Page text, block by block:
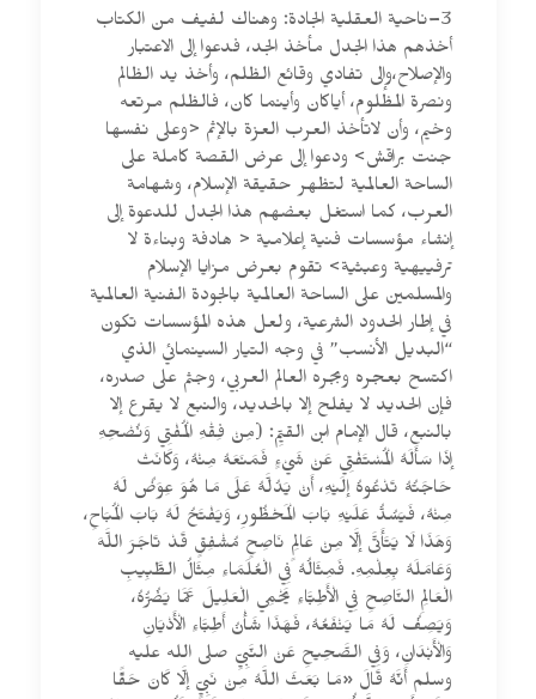
3–ناحية العقلية الجادة: وهناك لفيف من الكتاب
أخذهم هذا الجدل مأخذ الجد، فدعوا إلى الاعتبار
والإصلاح،وإلى تفادي وقائع الظلم، وأخذ يد الظالم
ونصرة المظلوم، أياكان وأينما كان، فالظلم مرتعه
وخيم، وأن لاتأخذ العرب العزة بالإثم <وعلى نفسها
جنت براقش> ودعوا إلى عرض القصة كاملة على
الساحة العالمية لتظهر حقيقة الإسلام، وشهامة
العرب، كما استغل بعضهم هذا الجدل للدعوة إلى
إنشاء مؤسسات فنية إعلامية < هادفة وبناءة لا
ترفييهية وعبثية> تقوم بعرض مزايا الإسلام
والمسلمين على الساحة العالمية بالجودة الفنية العالمية
في إطار الحدود الشرعية، ولعل هذه المؤسسات تكون
“البديل الأنسب” في وجه التيار السينمائي الذي
اكتسح بعجره وبجره العالم العربي، وجثم على صدره،
فإن الحديد لا يفلح إلا بالحديد، والنبع لا يقرع إلا
بالنبع، قال الإمام ابن القيِّم: (مِنْ فِقْهِ الْمُفْتِي وَنُصْحِهِ
إذَا سَأَلَهُ الْمُسْتَفْتِي عَنْ شَيْءٍ فَمَنَعَهُ مِنْهُ، وَكَانَتْ
حَاجَتُهُ تَدْعُوهُ إلَيْهِ، أَنْ يَدُلَّهُ عَلَى مَا هُوَ عِوَضٌ لَهُ
مِنْهُ، فَيَسُدُّ عَلَيْهِ بَابَ الْمَحْظُورِ، وَيَفْتَحُ لَهُ بَابَ الْمُبَاحِ،
وَهَذَا لَا يَتَأَتَّى إلَّا مِنْ عَالِمٍ نَاصِحٍ مُشْفِقٍ قَدْ تَاجَرَ اللَّهَ
وَعَامَلَهُ بِعِلْمِهِ. فَمِثَالُهُ فِي الْعُلَمَاءِ مِثَالُ الطَّبِيبِ
الْعَالِمِ النَّاصِحِ فِي الْأَطِبَّاءِ يَحْمِي الْعَلِيلَ عَمَّا يَضُرُّهُ،
وَيَصِفُ لَهُ مَا يَنْفَعُهُ، فَهَذَا شَأْنُ أَطِبَّاءِ الْأَدْيَانِ
وَالْأَبْدَانِ، وَفِي الصَّحِيحِ عَنْ النَّبِيِّ صلى الله عليه
وسلم أَنَّهُ قَالَ «مَا بَعَثَ اللَّهُ مِنْ نَبِيٍّ إلَّا كَانَ حَقًّا